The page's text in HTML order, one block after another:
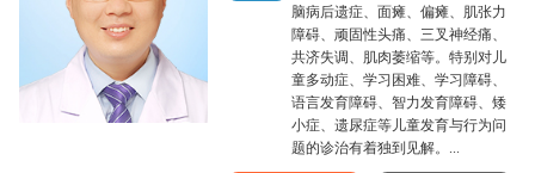
脑病后遗症、面瘫、偏瘫、肌张力
障碍、顽固性头痛、三叉神经痛、
共济失调、肌肉萎缩等。特别对儿
童多动症、学习困难、学习障碍、
语言发育障碍、智力发育障碍、矮
小症、遗尿症等儿童发育与行为问
题的诊治有着独到见解。...